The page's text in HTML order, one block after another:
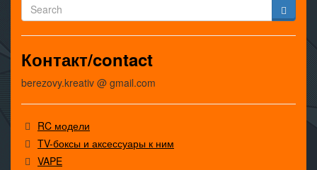
Контакт/contact
berezovy.kreativ @ gmail.com
RC модели
TV-боксы и аксессуары к ним
VAPE